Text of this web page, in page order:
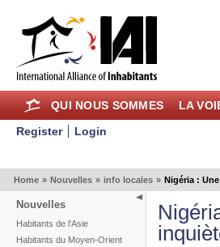
QUI NOUS SOMMES LA
Register
Login
Home » Nouvelles » info locales » Nigéria :
Nouvelles
Habitants de l'Asie
Habitants du Moyen-Orient